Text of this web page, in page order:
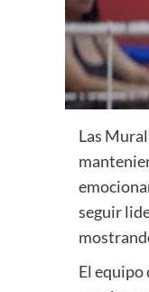
Las
seguir
El equipo